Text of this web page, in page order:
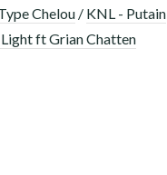
Chelou / KNL - Putain
ft Grian Chatten